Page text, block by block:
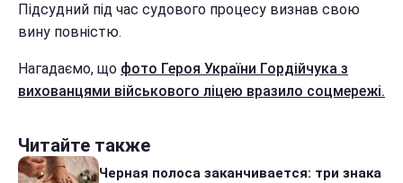
Підсудний під час судового процесу визнав свою
вину повністю.
Нагадаємо, що фото Героя України Гордійчука з
вихованцями військового ліцею вразило соцмережі.
Читайте также
Черная полоса заканчивается: три знака